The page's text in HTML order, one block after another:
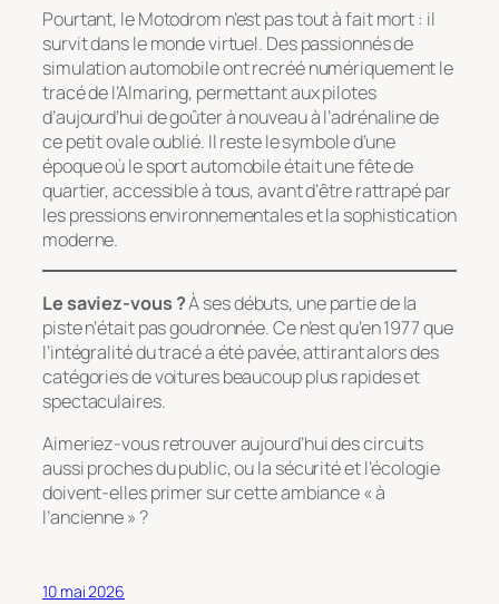
Pourtant, le Motodrom n’est pas tout à fait mort : il
survit dans le monde virtuel. Des passionnés de
simulation automobile ont recréé numériquement le
tracé de l’Almaring, permettant aux pilotes
d’aujourd’hui de goûter à nouveau à l’adrénaline de
ce petit ovale oublié. Il reste le symbole d’une
époque où le sport automobile était une fête de
quartier, accessible à tous, avant d’être rattrapé par
les pressions environnementales et la sophistication
moderne.
Le saviez-vous ?À ses débuts, une partie de la
piste n’était pas goudronnée. Ce n’est qu’en 1977 que
l’intégralité du tracé a été pavée, attirant alors des
catégories de voitures beaucoup plus rapides et
spectaculaires.
Aimeriez-vous retrouver aujourd’hui des circuits
aussi proches du public, ou la sécurité et l’écologie
doivent-elles primer sur cette ambiance « à
l’ancienne » ?
10 mai 2026